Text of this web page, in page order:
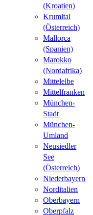
(Kroatien)
Krumltal
(Österreich)
Mallorca
(Spanien)
Marokko
(Nordafrika)
Mittelelbe
Mittelfranken
München-
Stadt
München-
Umland
Neusiedler
See
(Österreich)
Niederbayern
Norditalien
Oberbayern
Oberpfalz